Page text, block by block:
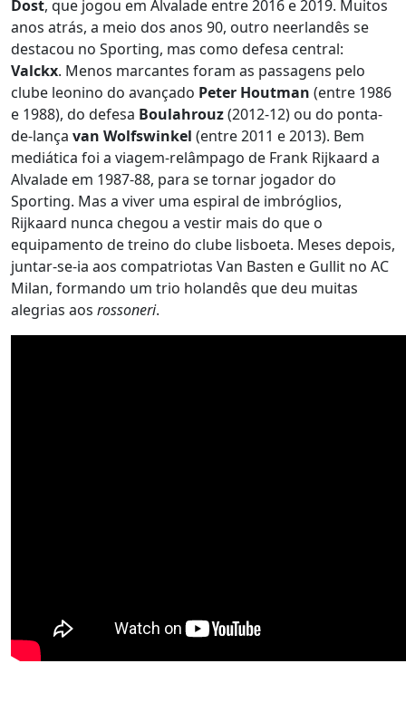
Dost, que jogou em Alvalade entre 2016 e 2019. Muitos
anos atrás, a meio dos anos 90, outro neerlandês se
destacou no Sporting, mas como defesa central:
Valckx. Menos marcantes foram as passagens pelo
clube leonino do avançado Peter Houtman (entre 1986
e 1988), do defesa Boulahrouz(2012-12) ou do ponta-
de-lança van Wolfswinkel (entre 2011 e 2013). Bem
mediática foi a viagem-relâmpago de Frank Rijkaard a
Alvalade em 1987-88, para se tornar jogador do
Sporting. Mas a viver uma espiral de imbróglios,
Rijkaard nunca chegou a vestir mais do que o
equipamento de treino do clube lisboeta. Meses depois,
juntar-se-ia aos compatriotas Van Basten e Gullit no AC
Milan, formando um trio holandês que deu muitas
alegrias aos rossoneri.